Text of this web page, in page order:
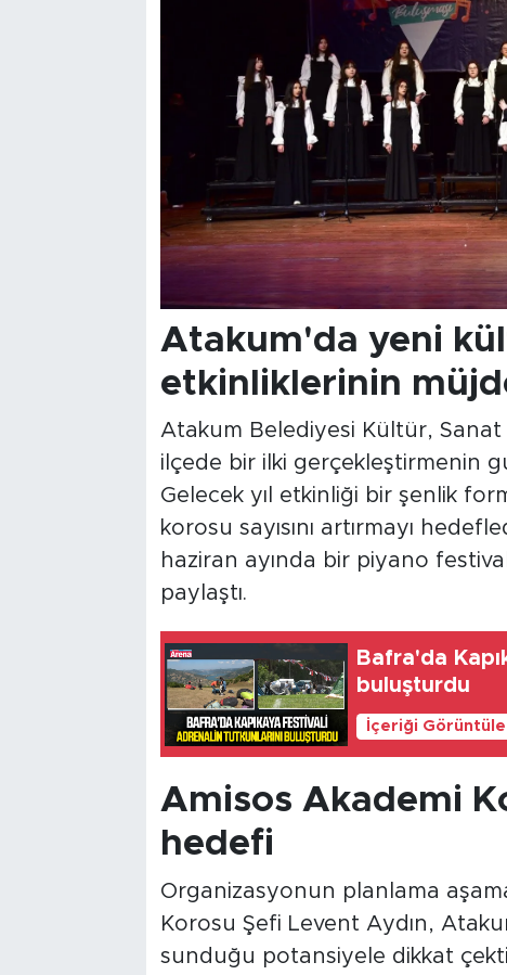
Atakum'da yeni
etkinliklerinin
Atakum Belediyesi Kültür,
ilçede bir ilki gerçekleştirmenin
Gelecek yıl etkinliği bir şenlik
korosu sayısını artırmayı
haziran ayında bir piyano
paylaştı.
Bafra'da
buluşturdu
İçeriği Görüntüle
Amisos Akademi
hedefi
Organizasyonun planlama
Korosu Şefi Levent Aydın,
sunduğu potansiyele dikkat